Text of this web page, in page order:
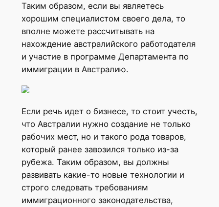
Таким образом, если вы являетесь
хорошим специалистом своего дела, то
вполне можете рассчитывать на
нахождение австралийского работодателя
и участие в программе Департамента по
иммиграции в Австралию.
Если речь идет о бизнесе, то стоит учесть,
что Австралии нужно создание не только
рабочих мест, но и такого рода товаров,
который ранее завозился только из-за
рубежа. Таким образом, вы должны
развивать какие-то новые технологии и
строго следовать требованиям
иммиграционного законодательства,